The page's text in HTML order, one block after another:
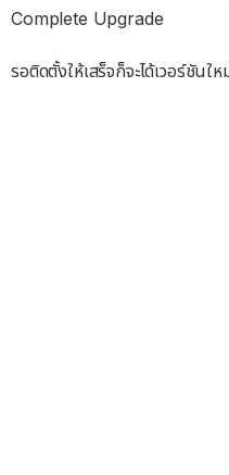
Complete Upgrade
รอติดตั้งให้เสร็จก็จะได้เวอร์ชันใ